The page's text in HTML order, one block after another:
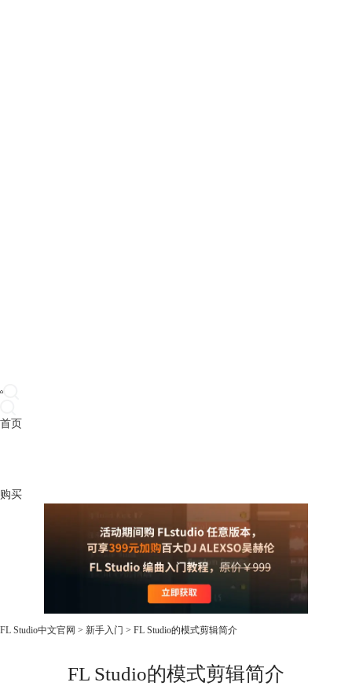
首页
购买
FL Studio中文官网 > 新手入门 > FL Studio的模式剪辑简介
FL Studio的模式剪辑简介